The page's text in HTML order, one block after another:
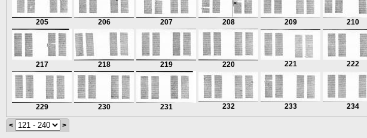
205 206 207 208 209 210
217 218 219 220 221 222
229 230 231 232 233 234
< >